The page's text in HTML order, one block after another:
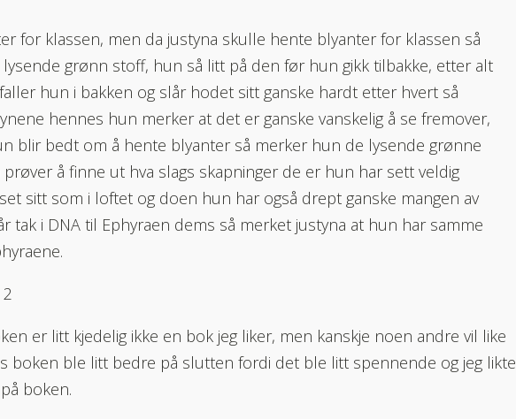
for klassen, men da justyna skulle hente blyanter for klassen så
grønn stoff, hun så litt på den før hun gikk tilbakke, etter alt
hun i bakken og slår hodet sitt ganske hardt etter hvert så
hennes hun merker at det er ganske vanskelig å se fremover,
blir bedt om å hente blyanter så merker hun de lysende grønne
å finne ut hva slags skapninger de er hun har sett veldig
sitt som i loftet og doen hun har også drept ganske mangen av
tak i DNA til Ephyraen dems så merket justyna at hun har samme
er litt kjedelig ikke en bok jeg liker, men kanskje noen andre vil like
boken ble litt bedre på slutten fordi det ble litt spennende og jeg likte
boken.